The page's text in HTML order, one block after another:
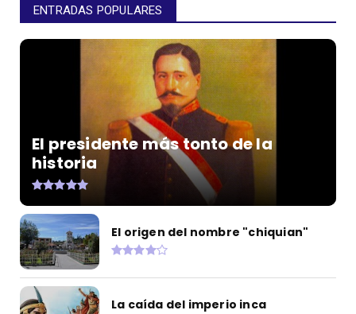
ENTRADAS POPULARES
El presidente más tonto de la
historia
El origen del nombre "chiquian"
La caída del imperio inca